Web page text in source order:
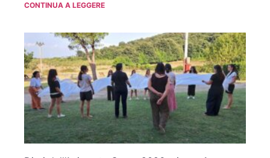
CONTINUA A LEGGERE